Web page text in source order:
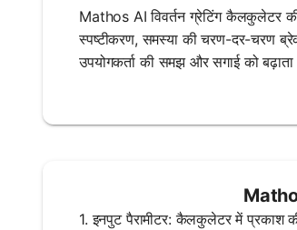
Mathos AI विवर्तन ग्रेटिंग कैलकुलेटर
स्पष्टीकरण, समस्या की चरण-दर-चरण
उपयोगकर्ता की समझ और सगाई को बढ़ाता
1. इनपुट पैरामीटर: कैलकुलेटर में प्रकाश